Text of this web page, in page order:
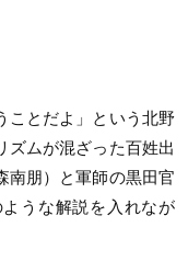
ことだよ」という北野
ズムが混ざった百姓出
南朋）と軍師の黒田官
うな解説を入れなが